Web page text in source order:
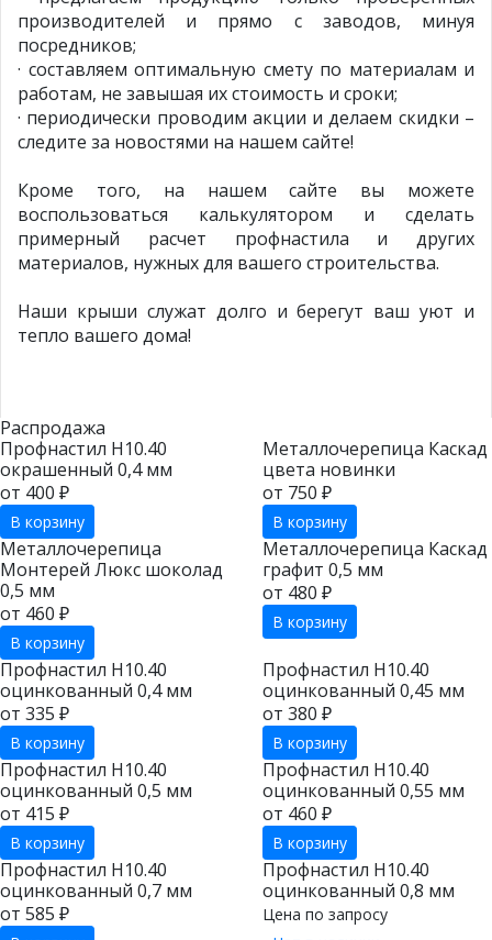
производителей и прямо с заводов, минуя
посредников;
· составляем оптимальную смету по материалам и
работам, не завышая их стоимость и сроки;
· периодически проводим акции и делаем скидки –
следите за новостями на нашем сайте!
Кроме того, на нашем сайте вы можете
воспользоваться калькулятором и сделать
примерный расчет профнастила и других
материалов, нужных для вашего строительства.
Наши крыши служат долго и берегут ваш уют и
тепло вашего дома!
Распродажа
Профнастил Н10.40
окрашенный 0,4 мм
от 400 ₽
В корзину
Металлочерепица Каскад
цвета новинки
от 750 ₽
В корзину
Металлочерепица
Монтерей Люкс шоколад
0,5 мм
от 460 ₽
В корзину
Металлочерепица Каскад
графит 0,5 мм
от 480 ₽
В корзину
Профнастил Н10.40
оцинкованный 0,4 мм
от 335 ₽
В корзину
Профнастил Н10.40
оцинкованный 0,45 мм
от 380 ₽
В корзину
Профнастил Н10.40
оцинкованный 0,5 мм
от 415 ₽
В корзину
Профнастил Н10.40
оцинкованный 0,55 мм
от 460 ₽
В корзину
Профнастил Н10.40
оцинкованный 0,7 мм
от 585 ₽
Профнастил Н10.40
оцинкованный 0,8 мм
Цена по запросу